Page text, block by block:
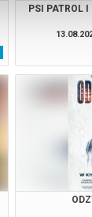
PSI PATROL